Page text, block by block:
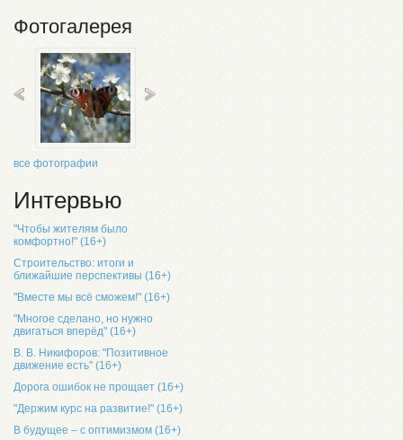
Фотогалерея
все фотографии
Интервью
"Чтобы жителям было
комфортно!" (16+)
Строительство: итоги и
ближайшие перспективы (16+)
"Вместе мы всё сможем!" (16+)
"Многое сделано, но нужно
двигаться вперёд" (16+)
В. В. Никифоров: "Позитивное
движение есть" (16+)
Дорога ошибок не прощает (16+)
"Держим курс на развитие!" (16+)
В будущее – с оптимизмом (16+)